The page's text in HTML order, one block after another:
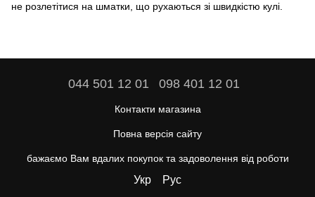
не розлетітися на шматки, що рухаються зі швидкістю кулі.
044 501 12 01 098 401 12 01
Контакти магазина
Повна версія сайту
бажаємо Вам вдалих покупок та задоволення від роботи
Укр Рус